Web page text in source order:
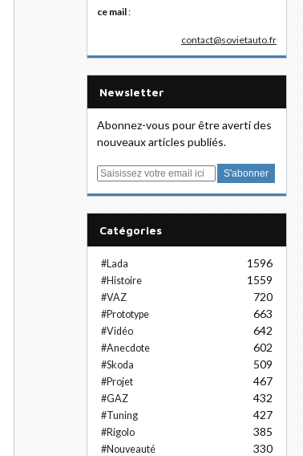
ce mail:
contact@sovietauto.fr
Newsletter
Abonnez-vous pour être averti des
nouveaux articles publiés.
E
Catégories
#Lada 1596
#Histoire 1559
#VAZ 720
#Prototype 663
#Vidéo 642
#Anecdote 602
#Skoda 509
#Projet 467
#GAZ 432
#Tuning 427
#Rigolo 385
#Nouveauté 330